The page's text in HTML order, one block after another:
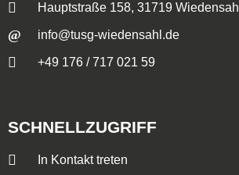
Hauptstraße 158, 31719 Wiedensahl
info@tusg-wiedensahl.de
+49 176 / 717 021 59
SCHNELLZUGRIFF
In Kontakt treten